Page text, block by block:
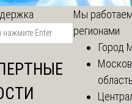
Мы
регионами
Город